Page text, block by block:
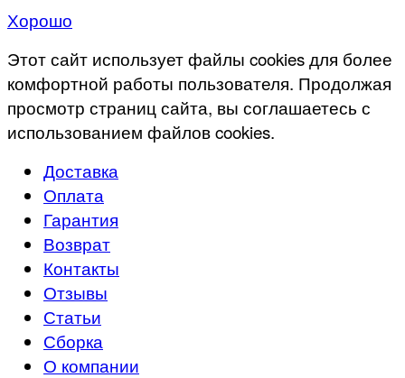
Хорошо
Этот сайт использует файлы cookies для более
комфортной работы пользователя. Продолжая
просмотр страниц сайта, вы соглашаетесь с
использованием файлов cookies.
Доставка
Оплата
Гарантия
Возврат
Контакты
Отзывы
Статьи
Сборка
О компании